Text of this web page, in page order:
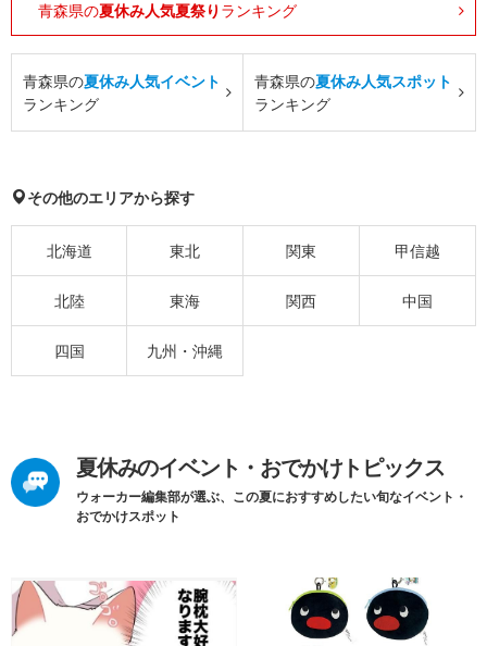
青森県の夏休み人気夏祭り ランキング
青森県の夏休み人気イベント
ランキング
青森県の夏休み人気スポット
ランキング
その他のエリアから探す
北海道 東北 関東 甲信越
北陸 東海 関西 中国
四国 九州・沖縄
夏休みのイベント・おでかけトピックス
ウォーカー編集部が選ぶ、この夏におすすめしたい旬なイベント・
おでかけスポット